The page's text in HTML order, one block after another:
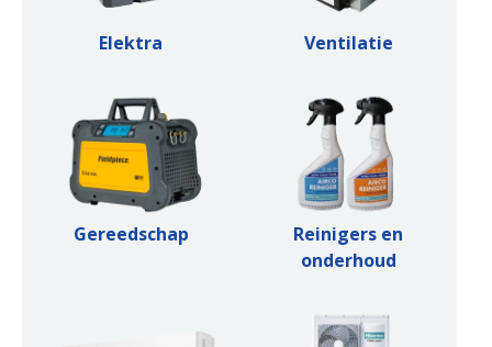
Elektra Ventilatie
Gereedschap
Reinigers en
onderhoud